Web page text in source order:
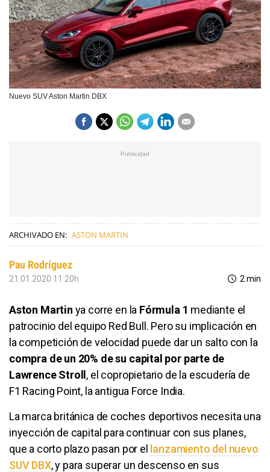
Nuevo SUV Aston Martin DBX
ARCHIVADO EN: ASTON MARTIN
Pau Rodríguez
21.01.2020 11:20h 2 min
Aston Martin ya corre en la Fórmula 1 mediante el
patrocinio del equipo Red Bull. Pero su implicación en
la competición de velocidad puede dar un salto con la
compra de un 20% de su capital por parte de
Lawrence Stroll, el copropietario de la escudería de
F1 Racing Point, la antigua Force India.
La marca británica de coches deportivos necesita una
inyección de capital para continuar con sus planes,
que a corto plazo pasan por el lanzamiento del nuevo
SUV DBX, y para superar un descenso en sus